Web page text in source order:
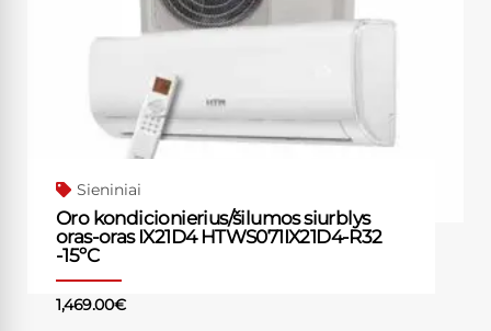
Sieniniai
Oro kondicionierius/šilumos siurblys
oras-oras IX21D4 HTWS071IX21D4-R32
-15ºC
1,469.00€